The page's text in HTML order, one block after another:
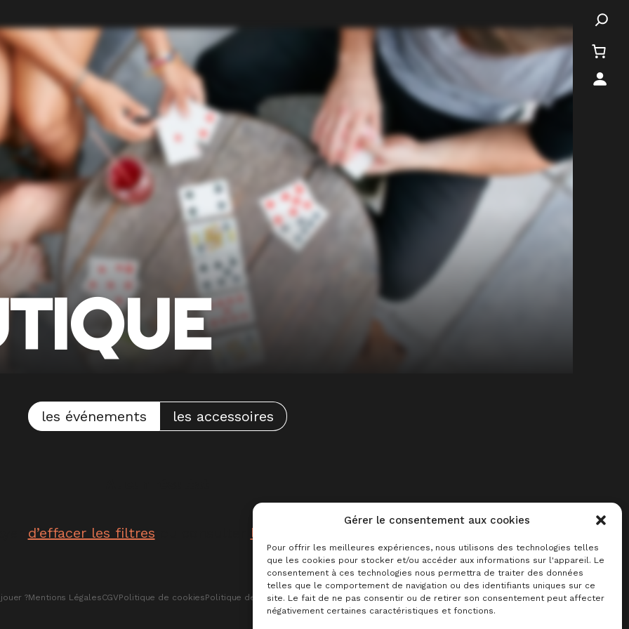
Gérer le consentement aux cookies
Pour offrir les meilleures expériences, nous utilisons des technologies telles
que les cookies pour stocker et/ou accéder aux informations sur l'appareil. Le
consentement à ces technologies nous permettra de traiter des données
telles que le comportement de navigation ou des identifiants uniques sur ce
site. Le fait de ne pas consentir ou de retirer son consentement peut affecter
négativement certaines caractéristiques et fonctions.
les événements les accessoires
d’effacer les filtres l’accueil de notre boutique
?Mentions LégalesCGVPolitique de cookiesPolitique de confidentialitéContact© Le Meeple Barbu 2026